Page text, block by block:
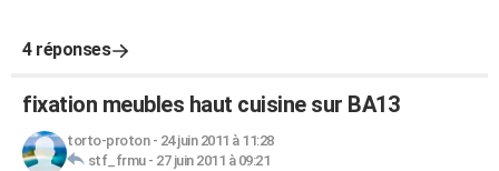
4 réponses
fixation meubles haut cuisine sur BA13
torto-proton- 24 juin 2011 à 11:28
stf_frmu- 27 juin 2011 à 09:21